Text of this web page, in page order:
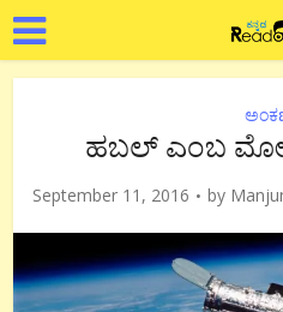
ಹಬಲ್ ಎಂಬ
September 11, 2016 by